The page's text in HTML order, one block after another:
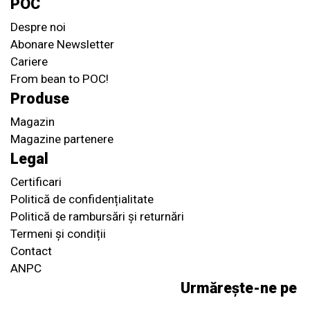
POC
Despre noi
Abonare Newsletter
Cariere
From bean to POC!
Produse
Magazin
Magazine partenere
Legal
Certificari
Politică de confidențialitate
Politică de rambursări și returnări
Termeni și condiții
Contact
ANPC
Urmărește-ne pe